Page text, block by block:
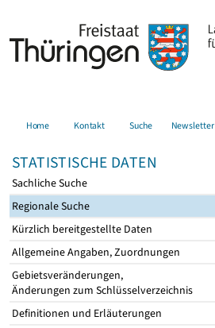
Home Kontakt Suche Newsletter
STATISTISCHE DATEN
Sachliche Suche
Regionale Suche
Kürzlich bereitgestellte Daten
Allgemeine Angaben, Zuordnungen
Gebietsveränderungen,
Änderungen zum Schlüsselverzeichnis
Definitionen und Erläuterungen